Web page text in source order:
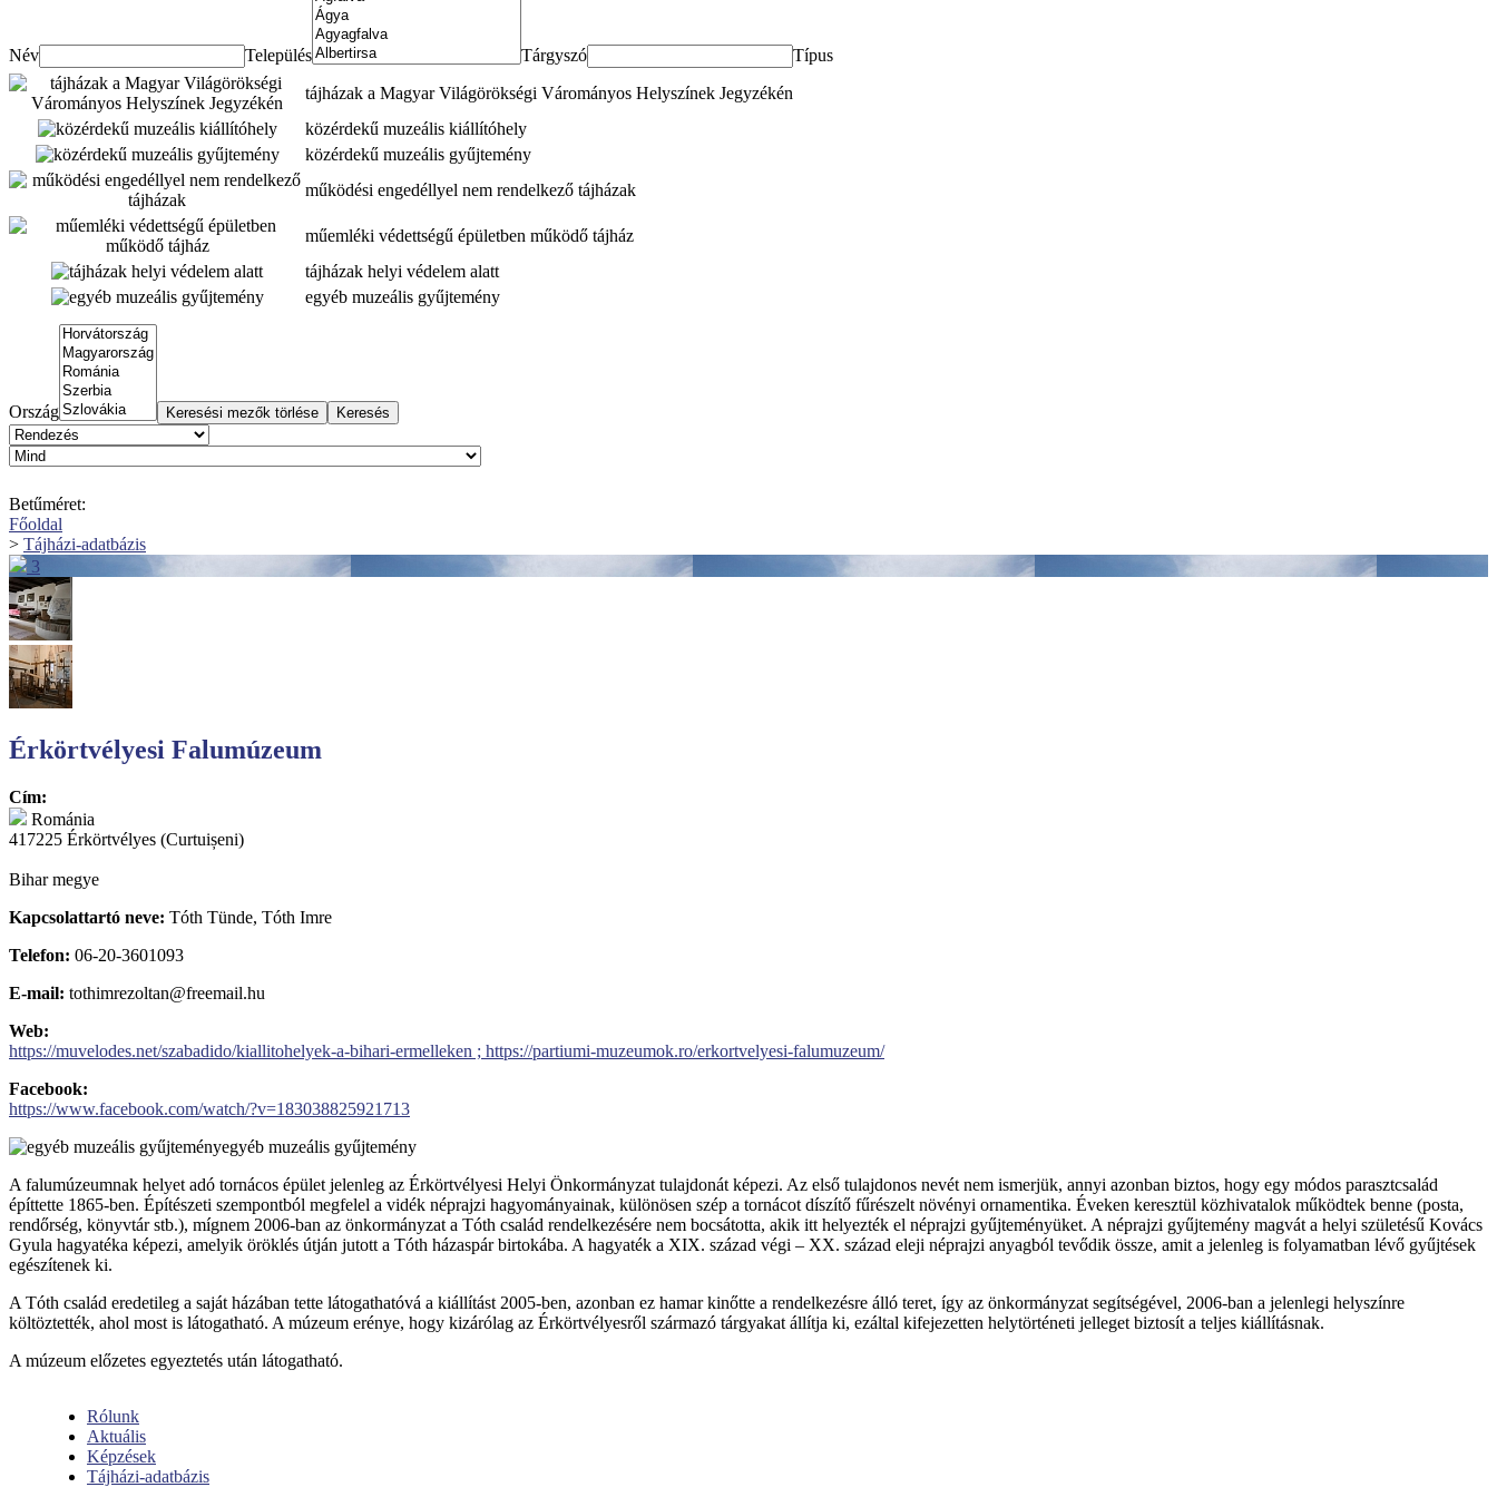
Név Település Tárgyszó
Típus
tájházak a Magyar Világörökségi Várományos Helyszínek Jegyzékén
közérdekű muzeális kiállítóhely
közérdekű muzeális gyűjtemény
működési engedéllyel nem rendelkező tájházak
műemléki védettségű épületben működő tájház
tájházak helyi védelem alatt
egyéb muzeális gyűjtemény
Ország
Betűméret:
Főoldal
> Tájházi-adatbázis
3
Érkörtvélyesi Falumúzeum
Cím:
Románia
417225 Érkörtvélyes (Curtuișeni)
Bihar megye
Kapcsolattartó neve: Tóth Tünde, Tóth Imre
Telefon: 06-20-3601093
E-mail: tothimrezoltan@freemail.hu
Web:
https://muvelodes.net/szabadido/kiallitohelyek-a-bihari-ermelleken ; https://partiumi-muzeumok.ro/erkortvelyesi-falumuzeum/
Facebook:
https://www.facebook.com/watch/?v=183038825921713
egyéb muzeális gyűjtemény
A falumúzeumnak helyet adó tornácos épület jelenleg az Érkörtvélyesi Helyi Önkormányzat tulajdonát képezi. Az első tulajdonos nevét nem ismerjük, annyi azonban biztos, hogy egy módos parasztcsalád
építtette 1865-ben. Építészeti szempontból megfelel a vidék néprajzi hagyományainak, különösen szép a tornácot díszítő fűrészelt növényi ornamentika. Éveken keresztül közhivatalok működtek benne (posta,
rendőrség, könyvtár stb.), mígnem 2006-ban az önkormányzat a Tóth család rendelkezésére nem bocsátotta, akik itt helyezték el néprajzi gyűjteményüket. A néprajzi gyűjtemény magvát a helyi születésű Kovács
Gyula hagyatéka képezi, amelyik öröklés útján jutott a Tóth házaspár birtokába. A hagyaték a XIX. század végi – XX. század eleji néprajzi anyagból tevődik össze, amit a jelenleg is folyamatban lévő gyűjtések
egészítenek ki.
A Tóth család eredetileg a saját házában tette látogathatóvá a kiállítást 2005-ben, azonban ez hamar kinőtte a rendelkezésre álló teret, így az önkormányzat segítségével, 2006-ban a jelenlegi helyszínre
költöztették, ahol most is látogatható. A múzeum erénye, hogy kizárólag az Érkörtvélyesről származó tárgyakat állítja ki, ezáltal kifejezetten helytörténeti jelleget biztosít a teljes kiállításnak.
A múzeum előzetes egyeztetés után látogatható.
Rólunk
Aktuális
Képzések
Tájházi-adatbázis